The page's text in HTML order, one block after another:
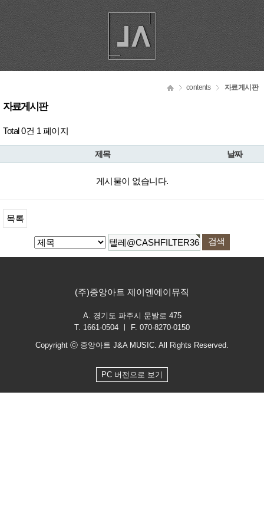
contents 자료게시판
자료게시판
Total 0건 1 페이지
제목 날짜
게시물이 없습니다.
목록
(주)중앙아트 제이엔에이뮤직
A. 경기도 파주시 문발로 475
T. 1661-0504 ㅣ F. 070-8270-0150
Copyright ⓒ 중앙아트 J&A MUSIC. All Rights Reserved.
PC 버전으로 보기